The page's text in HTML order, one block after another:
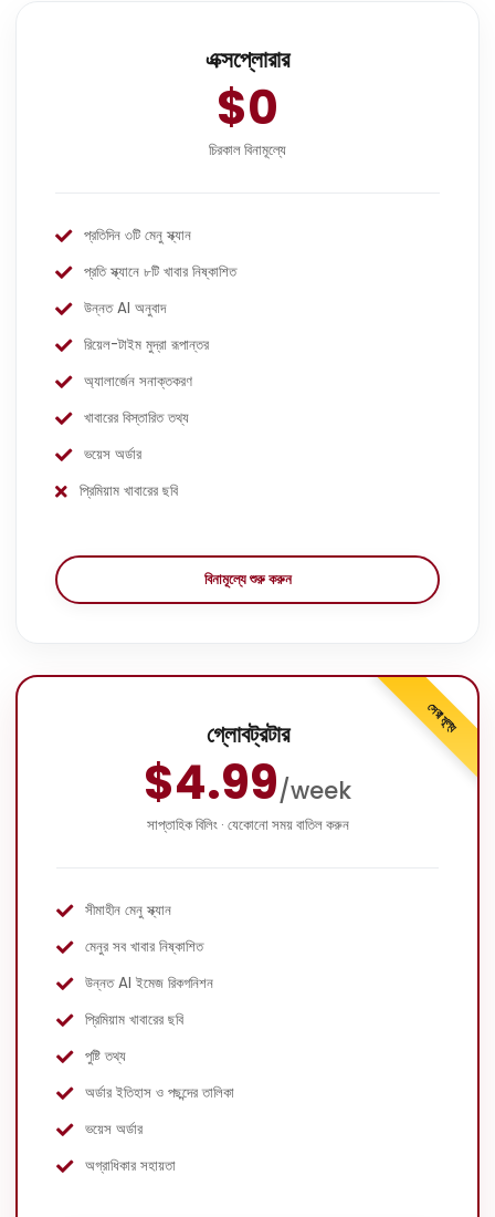
এক্সপ্লোরার
$0
চিরকাল বিনামূল্যে
প্রতিদিন ৩টি মেনু স্ক্যান
প্রতি স্ক্যানে ৮টি খাবার নিষ্কাশিত
উন্নত AI অনুবাদ
রিয়েল-টাইম মুদ্রা রূপান্তর
অ্যালার্জেন সনাক্তকরণ
খাবারের বিস্তারিত তথ্য
ভয়েস অর্ডার
প্রিমিয়াম খাবারের ছবি
বিনামূল্যে শুরু করুন
সেরা মূল্য
গ্লোবট্রটার
$4.99/week
সাপ্তাহিক বিলিং · যেকোনো সময় বাতিল করুন
সীমাহীন মেনু স্ক্যান
মেনুর সব খাবার নিষ্কাশিত
উন্নত AI ইমেজ রিকগনিশন
প্রিমিয়াম খাবারের ছবি
পুষ্টি তথ্য
অর্ডার ইতিহাস ও পছন্দের তালিকা
ভয়েস অর্ডার
অগ্রাধিকার সহায়তা